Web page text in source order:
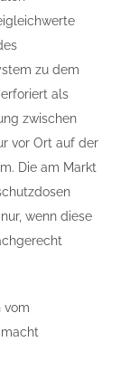
zu dem
als
zwischen
vor Ort auf der
Die am Markt
wenn diese
vom